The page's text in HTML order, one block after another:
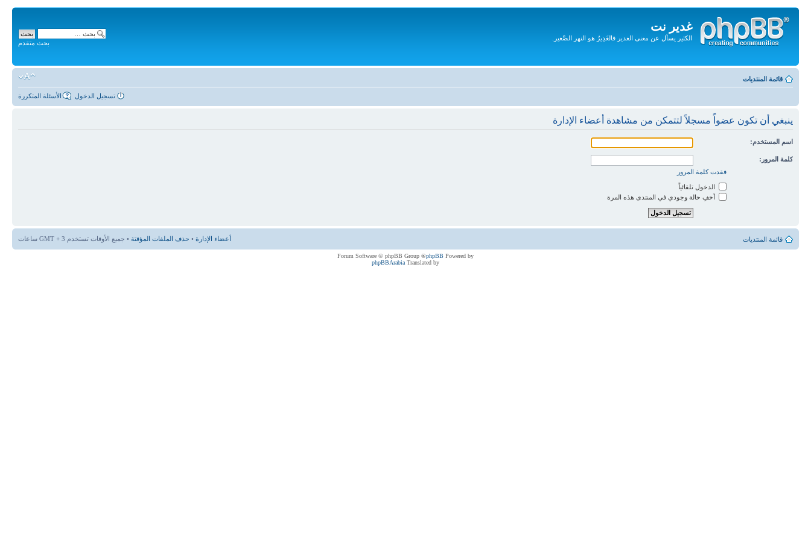
غدير نت
الكثير يسأل عن معنى الغدير فالغَدِيرُ هو النهر الصَّغير.
المحتويات
بحث متقدم
قائمة المنتديات
الأسئلة المتكررة تسجيل الدخول
ينبغي أن تكون عضواً مسجلاً لتتمكن من مشاهدة أعضاء الإدارة
اسم المستخدم:
كلمة المرور:
فقدت كلمة المرور
الدخول تلقائياً
أخفِ حالة وجودي في المنتدى هذه المرة
قائمة المنتديات أعضاء الإدارة • حذف الملفات المؤقتة • جميع الأوقات تستخدم GMT + 3 ساعات
Powered by
phpBB
® Forum Software © phpBB Group
Translated by
phpBBArabia